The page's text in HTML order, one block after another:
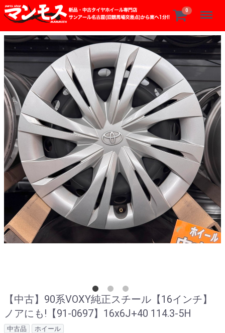
0 Menu
【中古】90系VOXY純正スチール【16インチ】
ノアにも!【91-0697】16x6J+40 114.3-5H
中古品 ホイール